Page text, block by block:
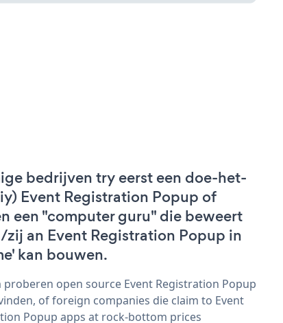
bedrijven try eerst een doe-het-
Event Registration Popup of
een "computer guru" die beweert
an Event Registration Popup in
kan bouwen.
proberen open source Event Registration Popup
of foreign companies die claim to Event
Popup apps at rock-bottom prices